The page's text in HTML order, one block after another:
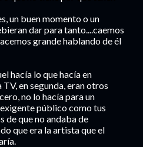
un buen momento o un
dar para tanto....caemos
grande hablando de él
hacía lo que hacía en
en segunda, eran otros
no lo hacía para un
público como tus
de que no andaba de
que era la artista que el